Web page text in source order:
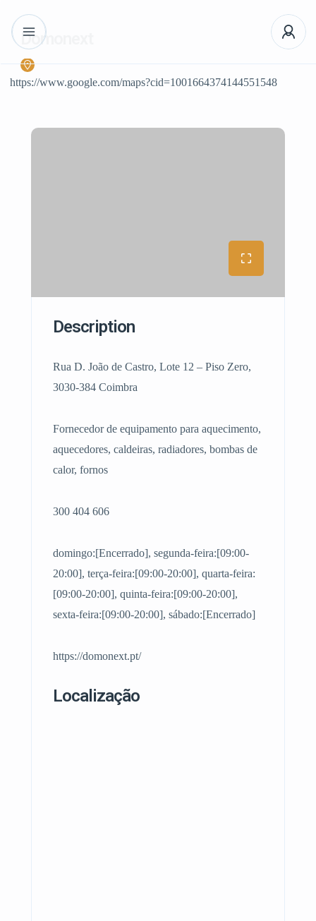
Domonext
https://www.google.com/maps?cid=1001664374144551548
Description
Rua D. João de Castro, Lote 12 – Piso Zero,
3030-384 Coimbra
Fornecedor de equipamento para aquecimento,
aquecedores, caldeiras, radiadores, bombas de
calor, fornos
300 404 606
domingo:[Encerrado], segunda-feira:[09:00-
20:00], terça-feira:[09:00-20:00], quarta-feira:
[09:00-20:00], quinta-feira:[09:00-20:00],
sexta-feira:[09:00-20:00], sábado:[Encerrado]
https://domonext.pt/
Localização